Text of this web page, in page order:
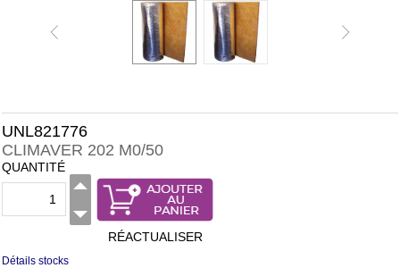
UNL821776
CLIMAVER 202 M0/50
QUANTITÉ
RÉACTUALISER
Détails stocks